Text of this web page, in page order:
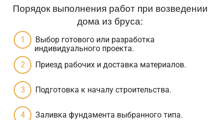
Порядок выполнения работ при возведении
дома из бруса:
Выбор готового или разработка
индивидуального проекта.
Приезд рабочих и доставка материалов.
Подготовка к началу строительства.
Заливка фундамента выбранного типа.